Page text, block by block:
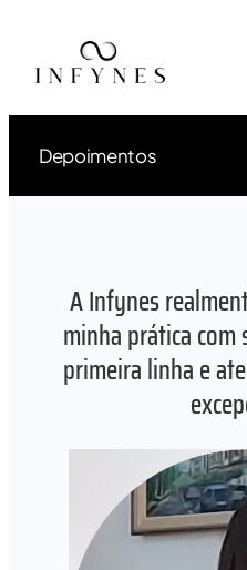
Depoimentos
A Infynes
minha prática
primeira linha e